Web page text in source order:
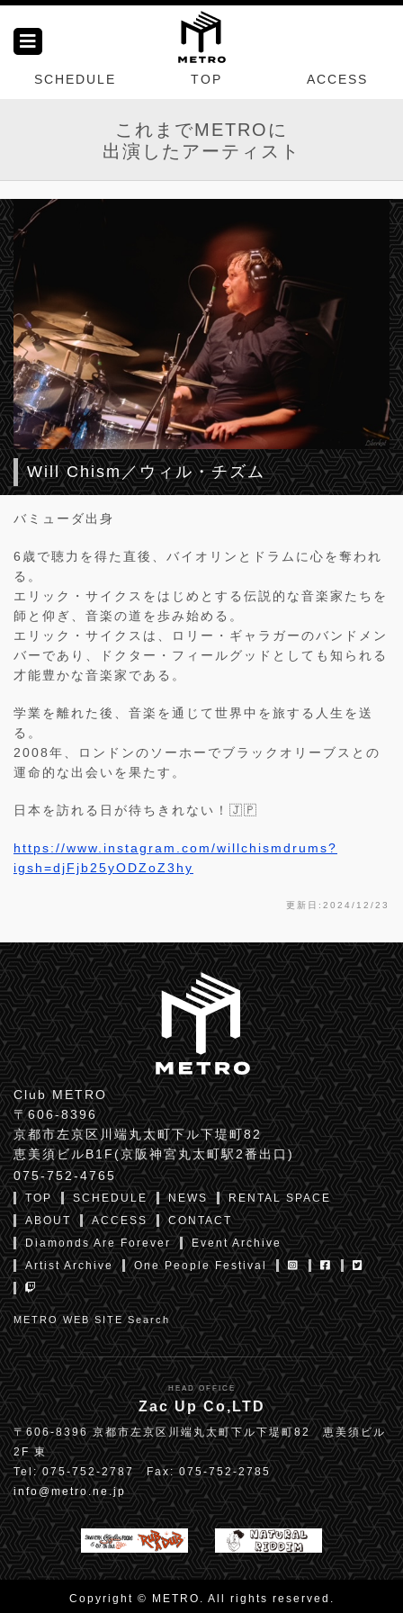
SCHEDULE TOP ACCESS
これまでMETROに
出演したアーティスト
Will Chism／ウィル・チズム
バミューダ出身
6歳で聴力を得た直後、バイオリンとドラムに心を奪われ
る。
エリック・サイクスをはじめとする伝説的な音楽家たちを
師と仰ぎ、音楽の道を歩み始める。
エリック・サイクスは、ロリー・ギャラガーのバンドメン
バーであり、ドクター・フィールグッドとしても知られる
才能豊かな音楽家である。
学業を離れた後、音楽を通じて世界中を旅する人生を送
る。
2008年、ロンドンのソーホーでブラックオリーブスとの
運命的な出会いを果たす。
日本を訪れる日が待ちきれない！🇯🇵
https://www.instagram.com/willchismdrums?
igsh=djFjb25yODZoZ3hy
更新日:2024/12/23
Club METRO
〒606-8396
京都市左京区川端丸太町下ル下堤町82
恵美須ビルB1F(京阪神宮丸太町駅2番出口)
075-752-4765
TOP SCHEDULE NEWS
RENTAL SPACE
ABOUT
ACCESS
CONTACT
Diamonds Are Forever
Event Archive
Artist Archive
One People Festival
METRO WEB SITE Search
HEAD OFFICE
Zac Up Co,LTD
〒606-8396 京都市左京区川端丸太町下ル下堤町82 恵美須ビル
2F 東
Tel: 075-752-2787 Fax: 075-752-2785
info@metro.ne.jp
Copyright © METRO. All rights reserved.